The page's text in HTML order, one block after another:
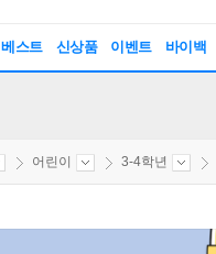
베스트 신상품 이벤트 바이백
어린이 3-4학년